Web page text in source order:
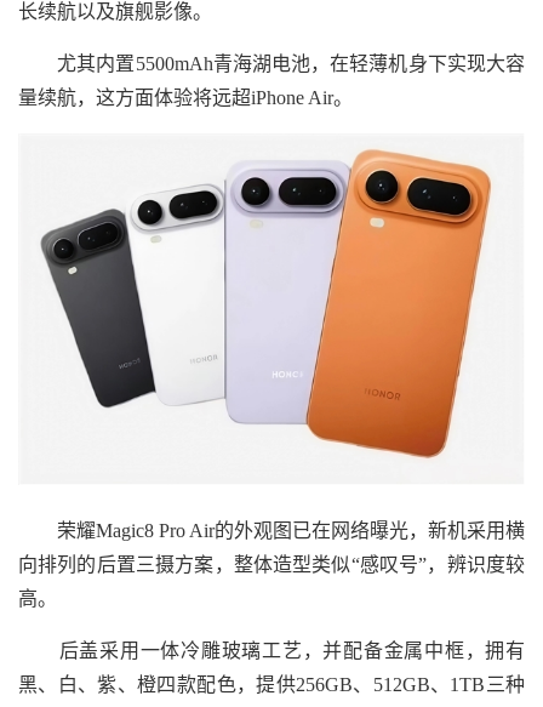
长续航以及旗舰影像。
尤其内置5500mAh青海湖电池，在轻薄机身下实现大容
量续航，这方面体验将远超iPhone Air。
荣耀Magic8 Pro Air的外观图已在网络曝光，新机采用横
向排列的后置三摄方案，整体造型类似“感叹号”，辨识度较
高。
后盖采用一体冷雕玻璃工艺，并配备金属中框，拥有
黑、白、紫、橙四款配色，提供256GB、512GB、1TB三种